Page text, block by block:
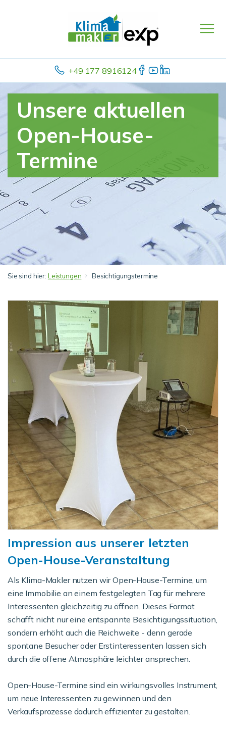
+49 177 8916124
Unsere aktuellen
Open-House-
Termine
Sie sind hier: Leistungen Besichtigungstermine
Impression aus unserer letzten
Open-House-Veranstaltung
Als Klima-Makler nutzen wir Open-House-Termine, um
eine Immobilie an einem festgelegten Tag für mehrere
Interessenten gleichzeitig zu öffnen. Dieses Format
schafft nicht nur eine entspannte Besichtigungssituation,
sondern erhöht auch die Reichweite - denn gerade
spontane Besucher oder Erstinteressenten lassen sich
durch die offene Atmosphäre leichter ansprechen.
Open-House-Termine sind ein wirkungsvolles Instrument,
um neue Interessenten zu gewinnen und den
Verkaufsprozesse dadurch effizienter zu gestalten.